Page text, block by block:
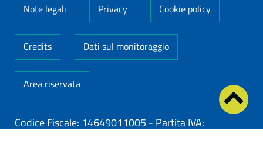
Note legali Privacy Cookie policy
Credits Dati sul monitoraggio
Area riservata
Codice Fiscale: 14649011005 - Partita IVA: